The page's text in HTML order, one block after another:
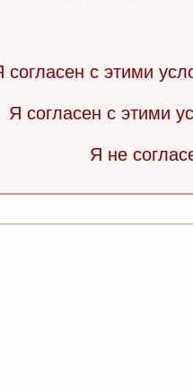
согласен с этими
Я согласен с этими
Я не